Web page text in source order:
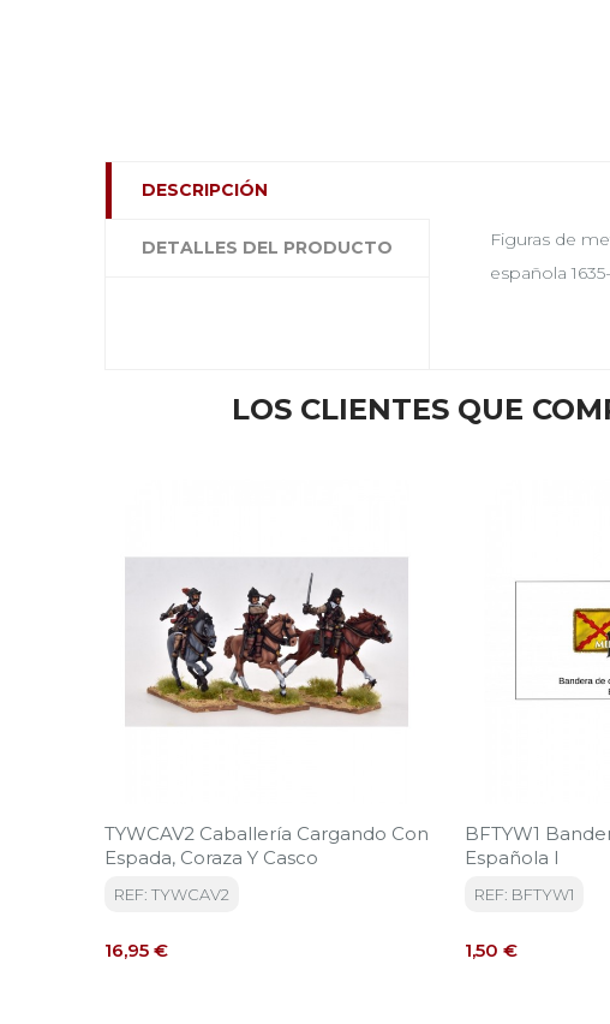
DESCRIPCIÓN
DETALLES DEL PRODUCTO
Figuras de
española
LOS CLIENTES QUE
TYWCAV2 Caballería Cargando Con
Espada, Coraza Y Casco
REF: TYWCAV2
Precio
16,95 €
BFTYW1
Española I
REF: BFTYW1
Precio
1,50 €